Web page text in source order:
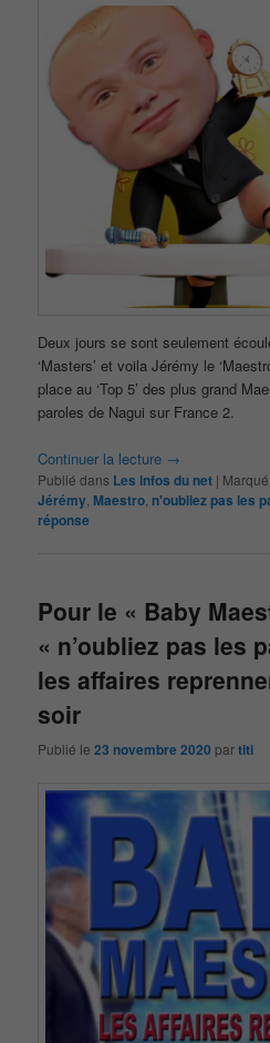
Deux jours se sont seulement
‘Masters’ et voila Jérémy le
place au ‘Top 5’ des plus grand
paroles de Nagui sur France 2.
Continuer la lecture →
Publié dans Les infos du net |
Jérémy Maestro n'oubliez pas les
réponse
Pour le « Baby
« n’oubliez pas les
les affaires
soir
Publié le23 novembre 2020 partiti